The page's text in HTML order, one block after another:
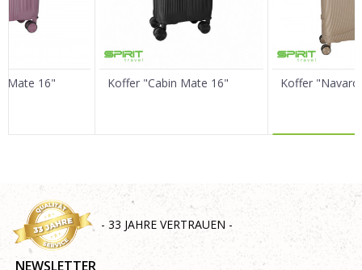
Nachricht
Mate 16" Koffer "Cabin Mate 16" Koffer
- 33 JAHRE VERTRAUEN -
NEWSLETTER